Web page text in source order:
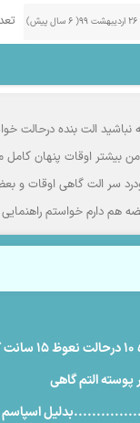
من بیشتر اوقات پنهان
سر الت گاهی اوقات و
هم دارم خواستم
آلت بنده
پوسته التم گاهی